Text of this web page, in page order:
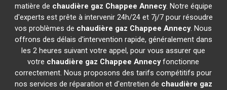
matière de chaudière gaz Chappee Annecy. Notre équipe
d'experts est prête à intervenir 24h/24 et 7j/7 pour résoudre
vos problèmes de chaudière gaz Chappee Annecy. Nous
offrons des délais d'intervention rapide, généralement dans
les 2 heures suivant votre appel, pour vous assurer que
votre chaudière gaz Chappee Annecyfonctionne
correctement. Nous proposons des tarifs compétitifs pour
nos services de réparation et d'entretien de chaudière gaz